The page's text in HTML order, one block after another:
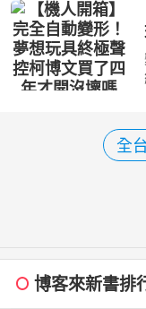
全
博客來新書排